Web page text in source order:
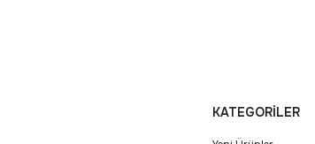
KATEGORİLER